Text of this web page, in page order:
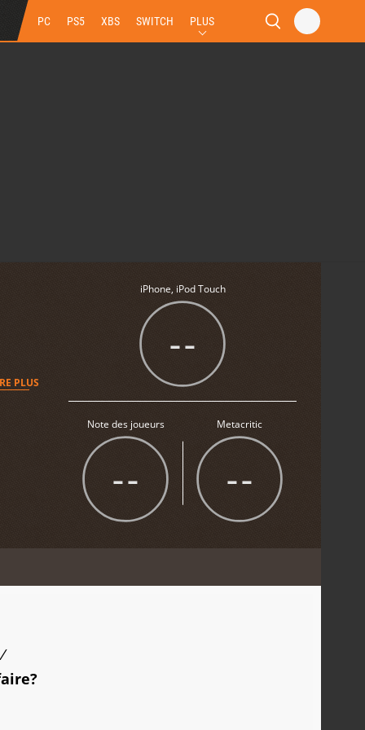
PC PS5 XBS SWITCH PLUS
PLUS
iPhone, iPod Touch
--
Note des joueurs
--
Metacritic
--